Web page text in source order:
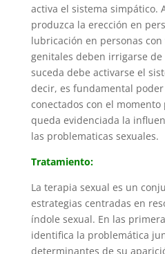
activa el sistema simpático.
produzca la erección en
lubricación en personas con
genitales deben irrigarse
suceda debe activarse el
decir, es fundamental
conectados con el
queda evidenciada la
las problematicas sexuales.
Tratamiento:
La terapia sexual es un
estrategias centradas en
índole sexual. En las
identifica la problemática
determinantes de su